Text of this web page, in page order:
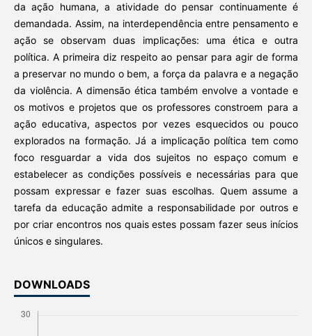
da ação humana, a atividade do pensar continuamente é
demandada. Assim, na interdependência entre pensamento e
ação se observam duas implicações: uma ética e outra
política. A primeira diz respeito ao pensar para agir de forma
a preservar no mundo o bem, a força da palavra e a negação
da violência. A dimensão ética também envolve a vontade e
os motivos e projetos que os professores constroem para a
ação educativa, aspectos por vezes esquecidos ou pouco
explorados na formação. Já a implicação política tem como
foco resguardar a vida dos sujeitos no espaço comum e
estabelecer as condições possíveis e necessárias para que
possam expressar e fazer suas escolhas. Quem assume a
tarefa da educação admite a responsabilidade por outros e
por criar encontros nos quais estes possam fazer seus inícios
únicos e singulares.
DOWNLOADS